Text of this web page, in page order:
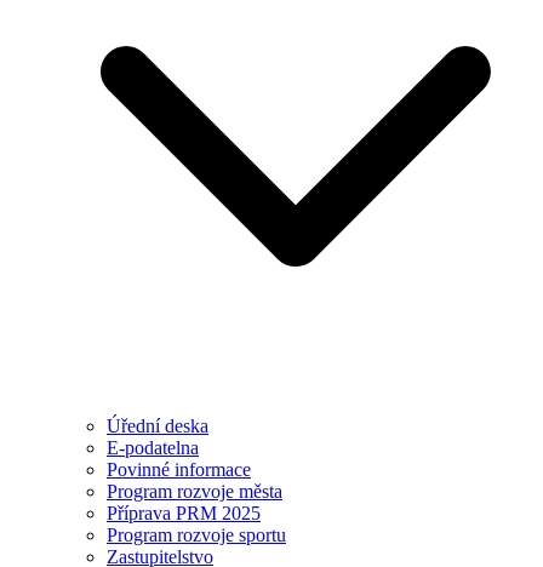
Úřední deska
E-podatelna
Povinné informace
Program rozvoje města
Příprava PRM 2025
Program rozvoje sportu
Zastupitelstvo